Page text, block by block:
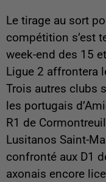
Le tirage au sort
compétition s’est
week-end des 15
Ligue 2 affrontera
Trois autres clubs
les portugais
R1 de
Lusitanos Saint-
confronté aux D1
axonais encore